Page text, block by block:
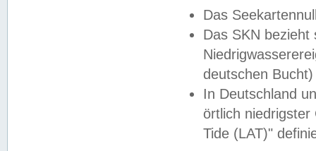
Das
Das SKN
deutschen
In Deutschland
örtlich
Tide (LAT)"